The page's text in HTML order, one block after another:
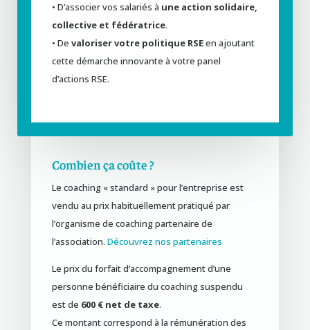
• D’associer vos salariés à une action solidaire,
collective et fédératrice.
• De valoriser votre politique RSEen ajoutant
cette démarche innovante à votre panel
d’actions RSE.
Combien ça coûte ?
Le coaching « standard » pour l’entreprise est
vendu au prix habituellement pratiqué par
l’organisme de coaching partenaire de
l’association. Découvrez nos partenaires
Le prix du forfait d’accompagnement d’une
personne bénéficiaire du coaching suspendu
est de 600 € net de taxe.
Ce montant correspond à la rémunération des